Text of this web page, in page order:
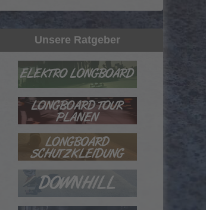
Unsere Ratgeber